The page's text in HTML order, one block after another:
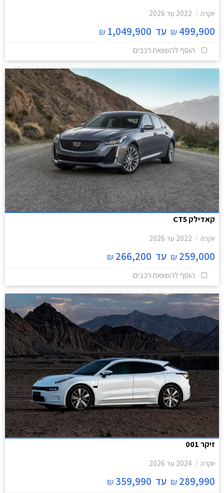
יוקרה 2022 עד 2026
499,900
₪ עד 1,049,900
₪
הוסף להשוואת רכבים
קאדילק CT5
יוקרה 2022 עד 2026
259,000
₪ עד 266,200
₪
הוסף להשוואת רכבים
זיקר 001
יוקרה 2024 עד 2026
289,990
₪ עד 359,990
₪